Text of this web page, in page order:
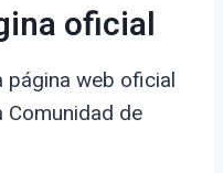
oficial
página web oficial
Comunidad de